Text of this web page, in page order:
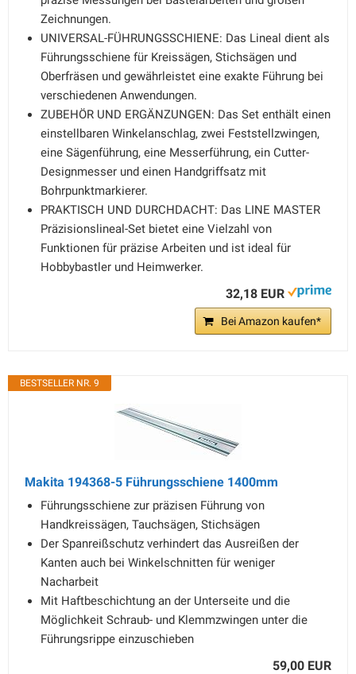
Zeichnungen.
UNIVERSAL-FÜHRUNGSSCHIENE: Das Lineal dient als
Führungsschiene für Kreissägen, Stichsägen und
Oberfräsen und gewährleistet eine exakte Führung bei
verschiedenen Anwendungen.
ZUBEHÖR UND ERGÄNZUNGEN: Das Set enthält einen
einstellbaren Winkelanschlag, zwei Feststellzwingen,
eine Sägenführung, eine Messerführung, ein Cutter-
Designmesser und einen Handgriffsatz mit
Bohrpunktmarkierer.
PRAKTISCH UND DURCHDACHT: Das LINE MASTER
Präzisionslineal-Set bietet eine Vielzahl von
Funktionen für präzise Arbeiten und ist ideal für
Hobbybastler und Heimwerker.
32,18 EUR
Bei Amazon kaufen*
BESTSELLER NR. 9
Makita 194368-5 Führungsschiene 1400mm
Führungsschiene zur präzisen Führung von
Handkreissägen, Tauchsägen, Stichsägen
Der Spanreißschutz verhindert das Ausreißen der
Kanten auch bei Winkelschnitten für weniger
Nacharbeit
Mit Haftbeschichtung an der Unterseite und die
Möglichkeit Schraub- und Klemmzwingen unter die
Führungsrippe einzuschieben
59,00 EUR